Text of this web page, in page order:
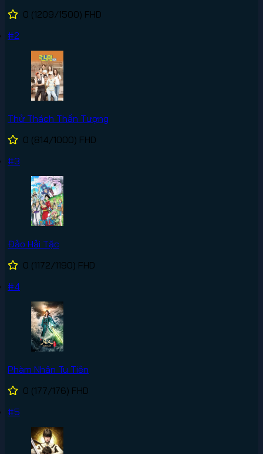
0 (1209/1500) FHD
#2
Thử Thách Thần Tượng
0 (814/1000) FHD
#3
Đảo Hải Tặc
0 (1172/1190) FHD
#4
Phàm Nhân Tu Tiên
0 (177/176) FHD
#5